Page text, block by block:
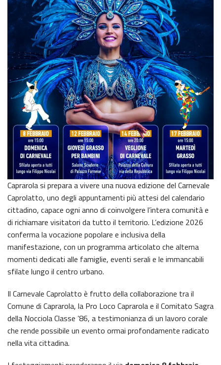
Caprarola si prepara a vivere una nuova edizione del Carnevale
Caprolatto, uno degli appuntamenti più attesi del calendario
cittadino, capace ogni anno di coinvolgere l’intera comunità e
di richiamare visitatori da tutto il territorio. L’edizione 2026
conferma la vocazione popolare e inclusiva della
manifestazione, con un programma articolato che alterna
momenti dedicati alle famiglie, eventi serali e le immancabili
sfilate lungo il centro urbano.
Il Carnevale Caprolatto è frutto della collaborazione tra il
Comune di Caprarola, la Pro Loco Caprarola e il Comitato Sagra
della Nocciola Classe ’86, a testimonianza di un lavoro corale
che rende possibile un evento ormai profondamente radicato
nella vita cittadina.